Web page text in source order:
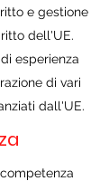
e gestione
dell'UE.
esperienza
di vari
dall'UE.